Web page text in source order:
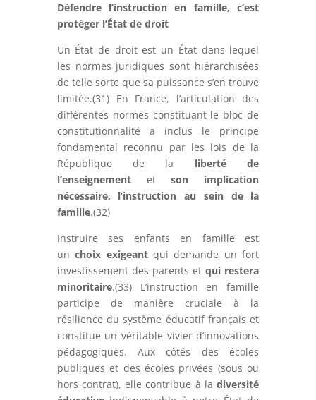
Défendre l’instruction en famille, c’est
protéger l’État de droit
Un État de droit est un État dans lequel
les normes juridiques sont hiérarchisées
de telle sorte que sa puissance s’en trouve
limitée.(31) En France, l’articulation des
différentes normes constituant le bloc de
constitutionnalité a inclus le principe
fondamental reconnu par les lois de la
République de la
liberté de
l’enseignement
et
son implication
nécessaire, l’instruction au sein de la
famille.(32)
Instruire ses enfants en famille est
un choix exigeant qui demande un fort
investissement des parents et qui restera
minoritaire.(33) L’instruction en famille
participe de manière cruciale à la
résilience du système éducatif français et
constitue un véritable vivier d’innovations
pédagogiques. Aux côtés des écoles
publiques et des écoles privées (sous ou
hors contrat), elle contribue à la diversité